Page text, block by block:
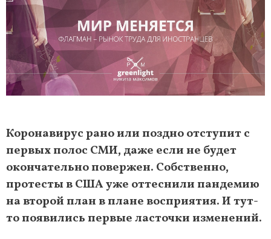
Коронавирус рано или поздно отступит с
первых полос СМИ, даже если не будет
окончательно повержен. Собственно,
протесты в США уже оттеснили пандемию
на второй план в плане восприятия. И тут-
то появились первые ласточки изменений.